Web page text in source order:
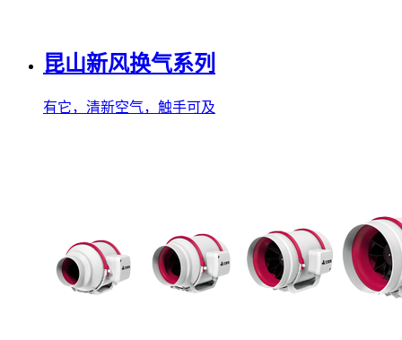
昆山新风换气系列
有它，清新空气，触手可及